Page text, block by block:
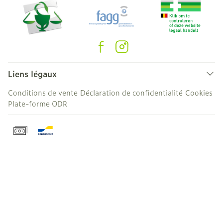
Liens légaux
Conditions de vente Déclaration de confidentialité Cookies
Plate-forme ODR